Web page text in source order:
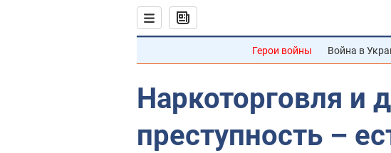
Герои войны Война в
Наркоторговля и
преступность –